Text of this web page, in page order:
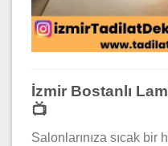
İzmir Bostanlı
📺
Salonlarınıza sıcak bir